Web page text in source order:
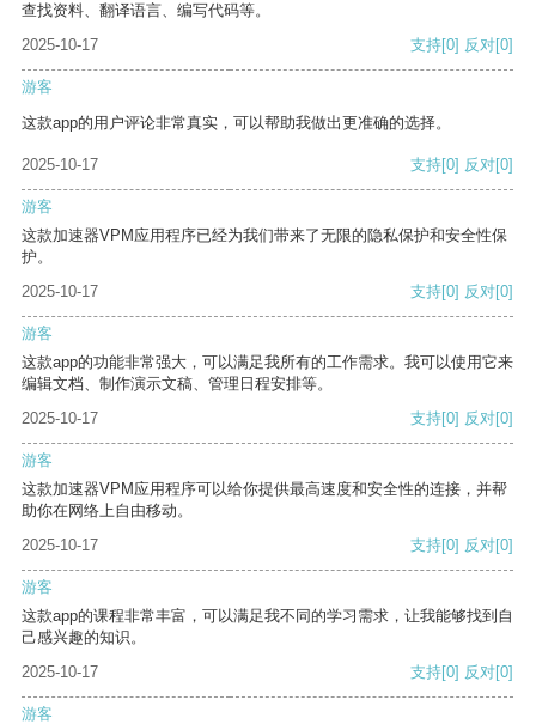
查找资料、翻译语言、编写代码等。
2025-10-17
支持[0] 反对[0]
游客
这款app的用户评论非常真实，可以帮助我做出更准确的选择。
2025-10-17 支持[0] 反对[0]
游客
这款加速器VPM应用程序已经为我们带来了无限的隐私保护和安全性保
护。
2025-10-17
支持[0] 反对[0]
游客
这款app的功能非常强大，可以满足我所有的工作需求。我可以使用它来
编辑文档、制作演示文稿、管理日程安排等。
2025-10-17
支持[0] 反对[0]
游客
这款加速器VPM应用程序可以给你提供最高速度和安全性的连接，并帮
助你在网络上自由移动。
2025-10-17
支持[0] 反对[0]
游客
这款app的课程非常丰富，可以满足我不同的学习需求，让我能够找到自
己感兴趣的知识。
2025-10-17
支持[0] 反对[0]
游客